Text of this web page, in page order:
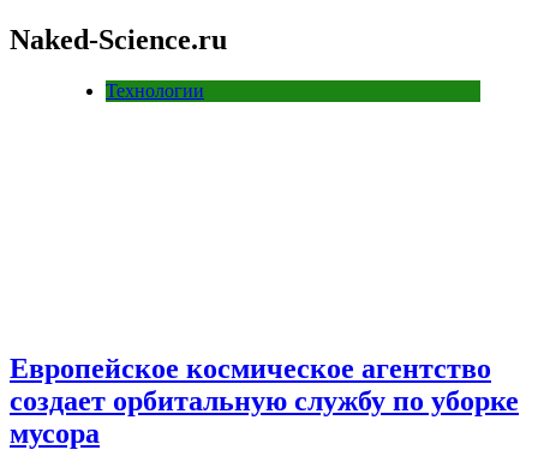
Naked-Science.ru
Технологии
Европейское космическое агентство
создает орбитальную службу по уборке
мусора